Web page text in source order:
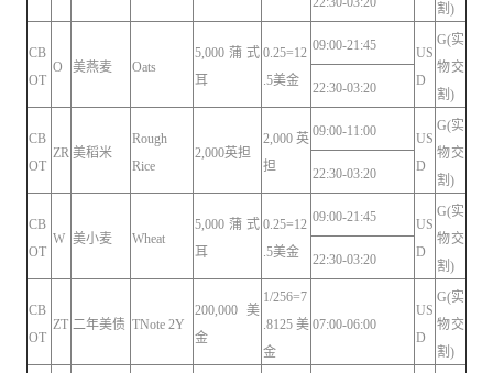
割)
CB
OT
O 美燕麦 Oats
5,000蒲式
耳
0.25=12
.5美金
09:00-21:45
US
D
G(实
物交
割)
22:30-03:20
CB
OT
ZR 美稻米
Rough
Rice
2,000英担
2,000英
担
09:00-11:00
US
D
G(实
物交
割)
22:30-03:20
CB
OT
W 美小麦 Wheat
5,000蒲式
耳
0.25=12
.5美金
09:00-21:45
US
D
G(实
物交
割)
22:30-03:20
CB
OT
ZT 二年美债 TNote 2Y
200,000美
金
1/256=7
.8125美
金
07:00-06:00
US
D
G(实
物交
割)